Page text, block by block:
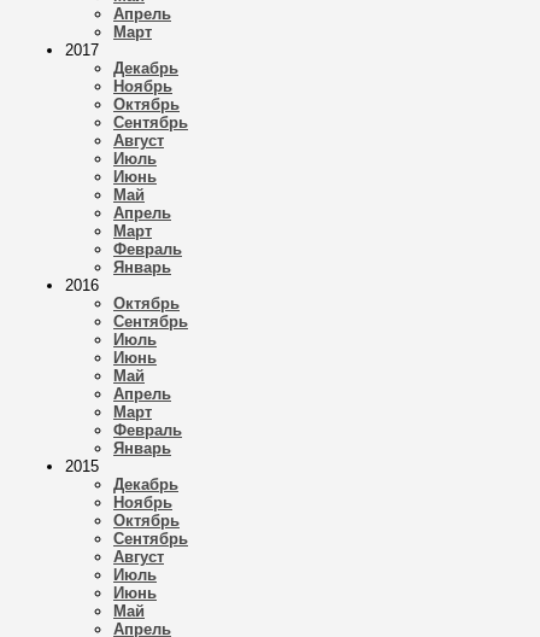
Апрель
Март
2017
Декабрь
Ноябрь
Октябрь
Сентябрь
Август
Июль
Июнь
Май
Апрель
Март
Февраль
Январь
2016
Октябрь
Сентябрь
Июль
Июнь
Май
Апрель
Март
Февраль
Январь
2015
Декабрь
Ноябрь
Октябрь
Сентябрь
Август
Июль
Июнь
Май
Апрель